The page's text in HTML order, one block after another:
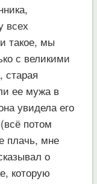
всех
такое, мы
с великими
старая
ее мужа в
увидела его
потом
плачь, мне
о
которую